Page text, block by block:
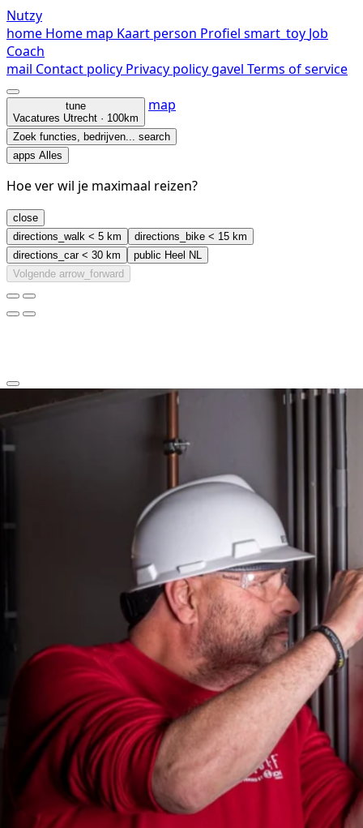
Nutzy
home Home map Kaart person Profiel smart_toy Job
Coach
mail Contact policy Privacy policygavel Terms of service
tune
Vacatures Utrecht · 100km
map
Zoek functies, bedrijven... search
apps Alles
Hoe ver wil je maximaal reizen?
close
directions_walk < 5 km directions_bike < 15 km
directions_car< 30 km public Heel NL
Volgende arrow_forward
arrow_back_ios_new
favorite